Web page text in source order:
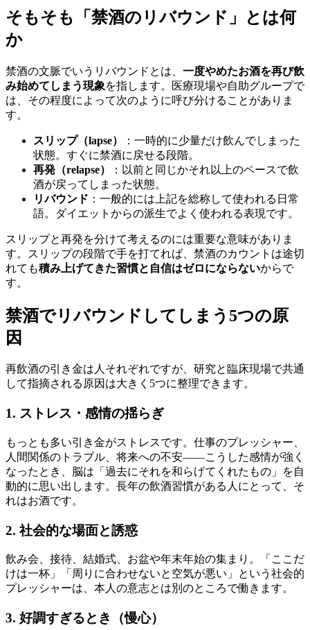
そもそも「禁酒のリバウンド」とは何
か
禁酒の文脈でいうリバウンドとは、 一度やめたお酒を再び飲
み始めてしまう現象を指します。医療現場や自助グループで
は、その程度によって次のように呼び分けることがありま
す。
スリップ（lapse）
：一時的に少量だけ飲んでしまった
状態。すぐに禁酒に戻せる段階。
再発（relapse）
：以前と同じかそれ以上のペースで飲
酒が戻ってしまった状態。
リバウンド ：一般的には上記を総称して使われる日常
語。ダイエットからの派生でよく使われる表現です。
スリップと再発を分けて考えるのには重要な意味がありま
す。スリップの段階で手を打てれば、禁酒のカウントは途切
れても積み上げてきた習慣と自信はゼロにならないからで
す。
禁酒でリバウンドしてしまう5つの原
因
再飲酒の引き金は人それぞれですが、研究と臨床現場で共通
して指摘される原因は大きく5つに整理できます。
1. ストレス・感情の揺らぎ
もっとも多い引き金がストレスです。仕事のプレッシャー、
人間関係のトラブル、将来への不安——こうした感情が強く
なったとき、脳は「過去にそれを和らげてくれたもの」を自
動的に思い出します。長年の飲酒習慣がある人にとって、そ
れはお酒です。
2. 社会的な場面と誘惑
飲み会、接待、結婚式、お盆や年末年始の集まり。「ここだ
けは一杯」「周りに合わせないと空気が悪い」という社会的
プレッシャーは、本人の意志とは別のところで働きます。
3. 好調すぎるとき（慢心）